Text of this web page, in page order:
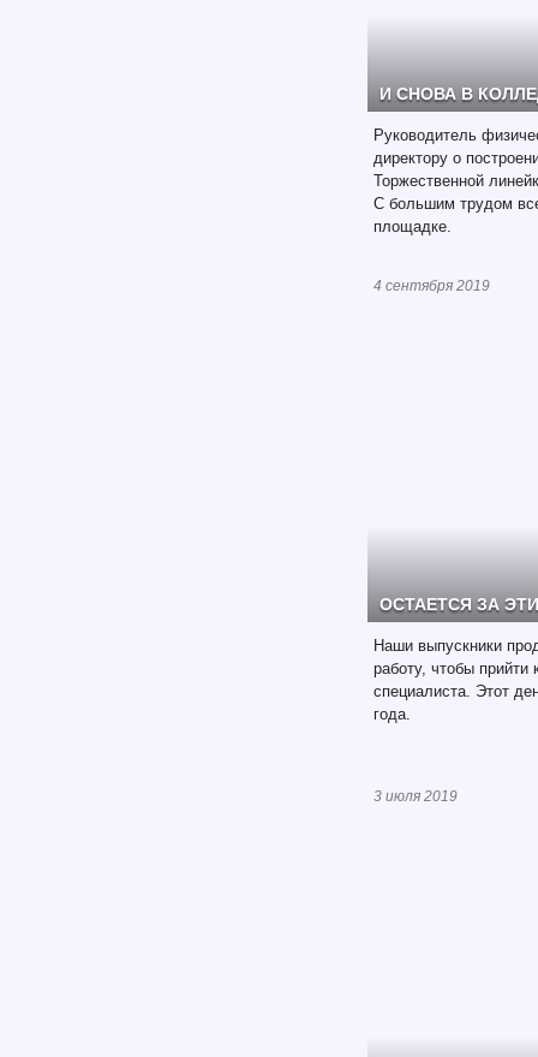
И СНОВА В
Руководитель
директору о
Торжественной
С большим трудом
площадке.
4 сентября 2019
ОСТАЕТСЯ ЗА
Наши выпускники
работу, чтобы
специалиста. Этот
года.
3 июля 2019